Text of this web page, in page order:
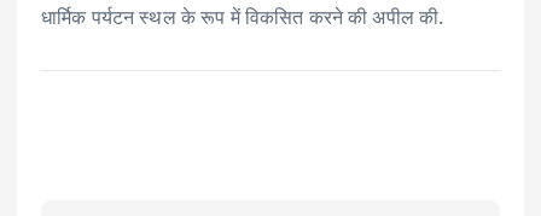
धार्मिक पर्यटन स्थल के रूप में विकसित करने की अपील की.